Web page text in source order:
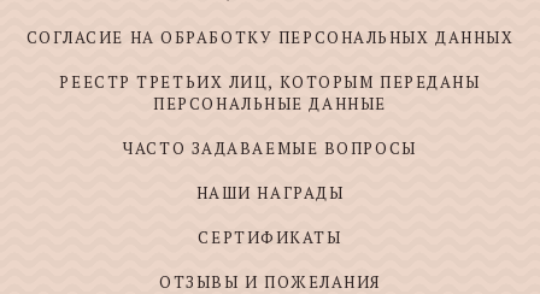
СОГЛАСИЕ НА ОБРАБОТКУ ПЕРСОНАЛЬНЫХ ДАННЫХ
РЕЕСТР ТРЕТЬИХ ЛИЦ, КОТОРЫМ ПЕРЕДАНЫ
ПЕРСОНАЛЬНЫЕ ДАННЫЕ
ЧАСТО ЗАДАВАЕМЫЕ ВОПРОСЫ
НАШИ НАГРАДЫ
СЕРТИФИКАТЫ
ОТЗЫВЫ И ПОЖЕЛАНИЯ